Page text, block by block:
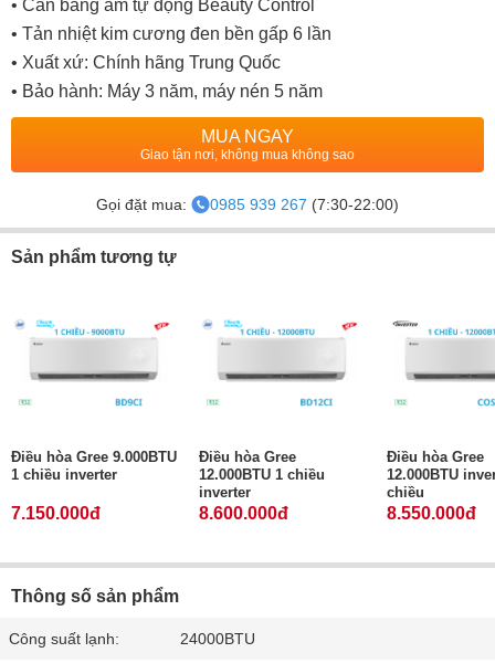
• Cân bằng ẩm tự động Beauty Control
• Tản nhiệt kim cương đen bền gấp 6 lần
• Xuất xứ: Chính hãng Trung Quốc
• Bảo hành: Máy 3 năm, máy nén 5 năm
MUA NGAY
Giao tận nơi, không mua không sao
Gọi đặt mua: 0985 939 267 (7:30-22:00)
Sản phẩm tương tự
Điều hòa Gree 9.000BTU
1 chiều inverter
7.150.000đ
Điều hòa Gree
12.000BTU 1 chiều
inverter
8.600.000đ
Điều hòa Gree
12.000BTU
chiều
8.550.000đ
Thông số sản phẩm
Công suất lạnh: 24000BTU